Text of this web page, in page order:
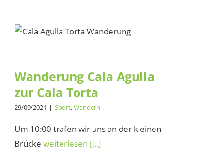
Wanderung Cala Agulla zur
Wanderung Cala Agulla
zur Cala Torta
29/09/2021 | Sport,Wandern
Um 10:00 trafen wir uns an der kleinen
Brücke weiterlesen [...]